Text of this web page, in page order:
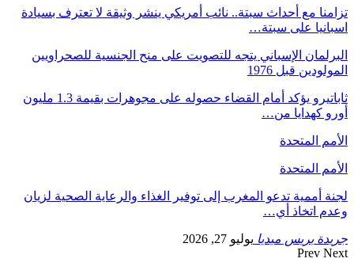
تزامنا مع أحداث سبتة.. نائب أمريكي ينشر وثيقة لا تعترف بسيادة
اسبانيا على سبتة…
البرلمان الإسباني يتجه للتصويت على منح الجنسية للصحراويين
المولودين قبل 1976
ثاباتيرو يؤكد أمام القضاء حصوله على مجوهرات بقيمة 1.3 مليون
أورو كهدايا من…
الأمم المتحدة
الأمم المتحدة
لجنة أممية تدعو المغرب إلى توفير الغذاء والرعاية الصحية لزيان
وعدم اتخاذ أي…
جريدة بريس ميديا يوليو 27, 2026
Prev Next